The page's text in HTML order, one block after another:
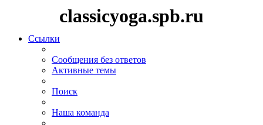
classicyoga.spb.ru
Ссылки
Сообщения без ответов
Активные темы
Поиск
Наша команда